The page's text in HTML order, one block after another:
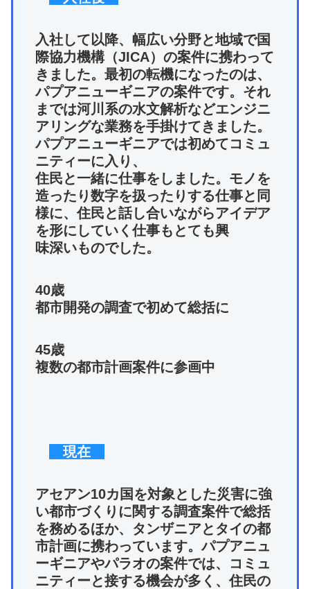
入社して以降、幅広い分野と地域で国
際協力機構（JICA）の案件に携わって
きました。最初の転機になったのは、
パプアニューギニアの案件です。それ
までは河川系の水文解析などエンジニ
アリングな業務を手掛けてきました。
パプアニューギニアでは初めてコミュ
ニティーに入り、
住民と一緒に仕事をしました。モノを
造ったり数字を扱ったりする仕事と同
様に、住民と話し合いながらアイデア
を形にしていく仕事もとても興
味深いものでした。
40歳
都市開発の調査で初めて総括に
45歳
複数の都市計画案件に参画中
現在
アセアン10カ国を対象とした災害に強
い都市づくりに関する調査案件で総括
を務めるほか、タンザニアとタイの都
市計画に携わっています。パプアニュ
ーギニアやパラオの案件では、コミュ
ニティーと接する機会が多く、住民の